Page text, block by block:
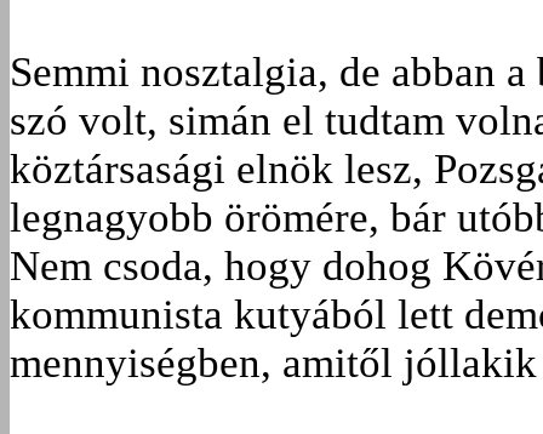
Semmi nosztalgia, de abban
szó volt, simán el tudtam
köztársasági elnök lesz,
legnagyobb örömére, bár
Nem csoda, hogy dohog
kommunista kutyából lett
mennyiségben, amitől